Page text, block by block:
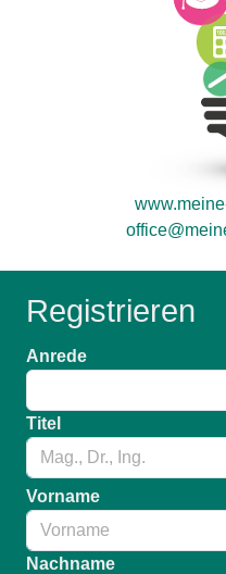
Registrieren
Anrede
Titel
Vorname
Nachname